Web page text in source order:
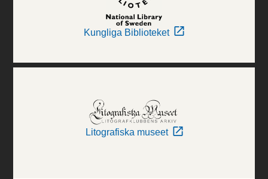
Kungliga Biblioteket
Litografiska museet